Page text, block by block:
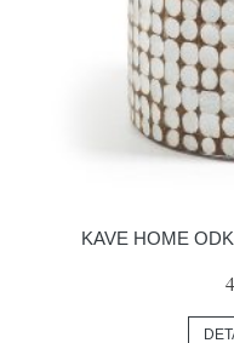
KAVE HOME